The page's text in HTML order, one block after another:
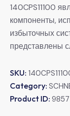
140CPS11100
компоненты,
избыточных
представлены
SKU:
Category:
Product ID: 9857